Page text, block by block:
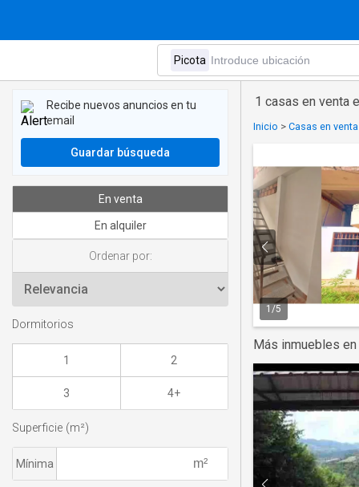
1 casas en venta
Inicio > Casas en
1 /5
Más inmuebles
Recibe nuevos anuncios en tu
email
Guardar búsqueda
En venta
En alquiler
Ordenar por:
Dormitorios
1 2
3 4+
Superficie (m²)
Mínima